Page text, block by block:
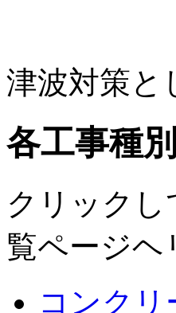
津波対策と
各工事種
クリック
覧ページヘ
コンクリ